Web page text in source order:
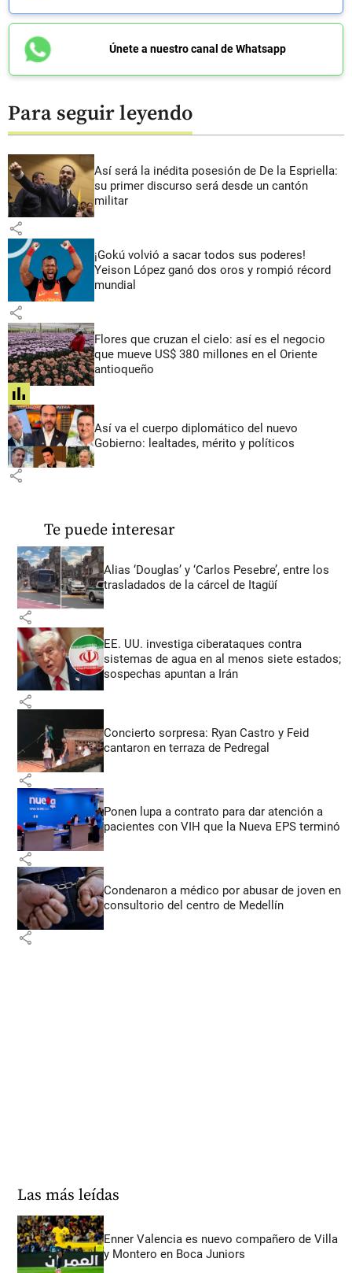
Únete a nuestro canal de Whatsapp
Para seguir leyendo
Así será la inédita posesión de De la Espriella:
su primer discurso será desde un cantón
militar
share
¡Gokú volvió a sacar todos sus poderes!
Yeison López ganó dos oros y rompió récord
mundial
share
Flores que cruzan el cielo: así es el negocio
que mueve US$ 380 millones en el Oriente
antioqueño
share
Así va el cuerpo diplomático del nuevo
Gobierno: lealtades, mérito y políticos
share
Te puede interesar
Alias ‘Douglas’ y ‘Carlos Pesebre’, entre los
trasladados de la cárcel de Itagüí
share
EE. UU. investiga ciberataques contra
sistemas de agua en al menos siete estados;
sospechas apuntan a Irán
share
Concierto sorpresa: Ryan Castro y Feid
cantaron en terraza de Pedregal
share
Ponen lupa a contrato para dar atención a
pacientes con VIH que la Nueva EPS terminó
share
Condenaron a médico por abusar de joven en
consultorio del centro de Medellín
share
Las más leídas
Enner Valencia es nuevo compañero de Villa
y Montero en Boca Juniors